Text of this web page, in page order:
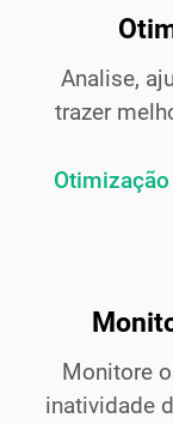
Analise,
trazer
Monitore
inatividade